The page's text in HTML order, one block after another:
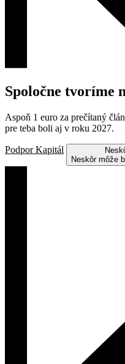
Spoločne tvoríme
Aspoň 1 euro za prečítaný
pre teba boli aj v roku 2027.
Podpor Kapitál
Neskôr môže